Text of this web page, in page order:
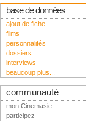
base de données
ajout de fiche
films
personnalités
dossiers
interviews
beaucoup plus...
communauté
mon Cinemasie
participez